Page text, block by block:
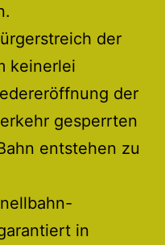
der
keinerlei
der
gesperrten
entstehen zu
in